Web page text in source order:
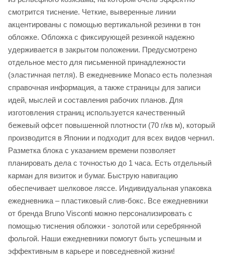
смотрится тиснение. Четкие, выверенные линии
акцентированы с помощью вертикальной резинки в тон
обложке. Обложка с фиксирующей резинкой надежно
удерживается в закрытом положении. Предусмотрено
отдельное место для письменной принадлежности
(эластичная петля). В ежедневнике Monaco есть полезная
справочная информация, а также страницы для записи
идей, мыслей и составления рабочих планов. Для
изготовления страниц используется качественный
бежевый офсет повышенной плотности (70 г/кв м), который
производится в Японии и подходит для всех видов чернил.
Разметка блока с указанием времени позволяет
планировать дела с точностью до 1 часа. Есть отдельный
карман для визиток и бумаг. Быструю навигацию
обеспечивает шелковое ляссе. Индивидуальная упаковка
ежедневника – пластиковый слив-бокс. Все ежедневники
от бренда Bruno Visconti можно персонализировать с
помощью тиснения обложки - золотой или серебрянной
фольгой. Наши ежедневники помогут быть успешным и
эффективным в карьере и повседневной жизни!